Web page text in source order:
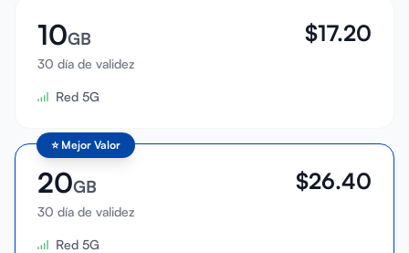
10GB
30 día de validez
$17.20
Red 5G
⭐ Mejor Valor
20GB
30 día de validez
$26.40
Red 5G